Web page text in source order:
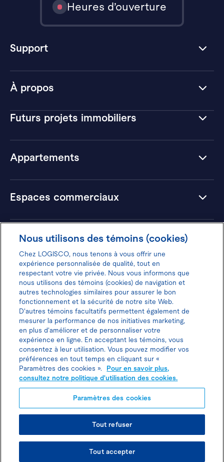
À propos
Futurs projets immobiliers
Appartements
Espaces commerciaux
Hôtels
Heures d’ouverture
Support
Donnez votre avis pour gagner 100$
Politique d'utilisation des cookies
Politique de protection des
renseignements personnels
© TOUS DROITS RÉSERVÉS LOGISCO 2026
Nous utilisons des témoins (cookies)
Chez LOGISCO, nous tenons à vous offrir une
expérience personnalisée de qualité, tout en
respectant votre vie privée. Nous vous informons que
nous utilisons des témoins (cookies) de navigation et
autres technologies similaires pour assurer le bon
fonctionnement et la sécurité de notre site Web.
D'autres témoins facultatifs permettent également de
mesurer la performance de nos initiatives marketing,
en plus d'améliorer et de personnaliser votre
expérience en ligne. En acceptant les témoins, vous
consentez à leur utilisation. Vous pouvez modifier vos
préférences en tout temps en cliquant sur «
Paramètres des cookies ».
Pour en savoir plus,
consultez notre politique d'utilisation des cookies.
Paramètres des cookies
Tout refuser
Tout accepter